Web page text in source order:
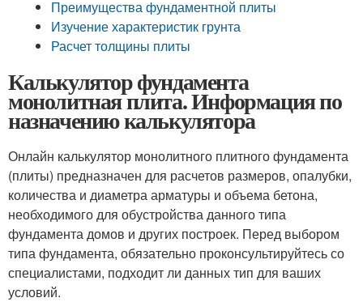
Преимущества фундаментной плиты
Изучение характеристик грунта
Расчет толщины плиты
Калькулятор фундамента
монолитная плита. Информация по
назначению калькулятора
Онлайн калькулятор монолитного плитного фундамента
(плиты) предназначен для расчетов размеров, опалубки,
количества и диаметра арматуры и объема бетона,
необходимого для обустройства данного типа
фундамента домов и других построек. Перед выбором
типа фундамента, обязательно проконсультируйтесь со
специалистами, подходит ли данных тип для ваших
условий.